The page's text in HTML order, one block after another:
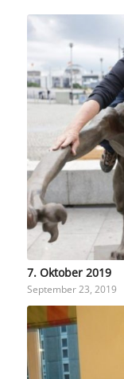
7. Oktober 2019
September 23, 2019